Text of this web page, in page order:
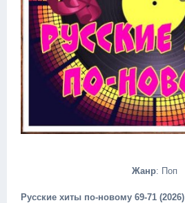
Жанр: Поп
Русские хиты по-новому 69-71 (2026)